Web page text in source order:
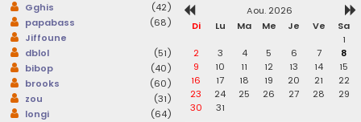
Gghis
(42)
papabass
(68)
Jiffoune
dblol
(51)
bibop
(40)
brooks
(60)
zou
(31)
longi
(64)
Aou. 2026
Di
Lu Ma Me Je Ve
Sa
1
2
3 4 5 6 7
8
9
10 11 12 13 14
15
16
17 18 19 20 21
22
23
24 25 26 27 28
29
30
31